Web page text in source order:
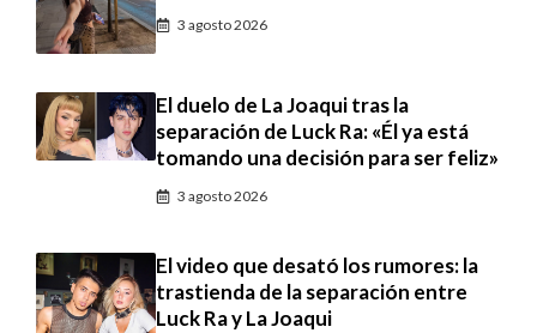
3 agosto 2026
El duelo de La Joaqui tras la
separación de Luck Ra: «Él ya está
tomando una decisión para ser feliz»
3 agosto 2026
El video que desató los rumores: la
trastienda de la separación entre
Luck Ra y La Joaqui